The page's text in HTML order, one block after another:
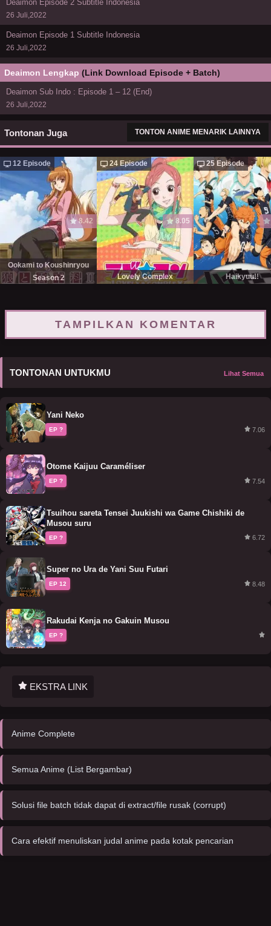
Deaimon Episode 2 Subtitle Indonesia
26 Juli,2022
Deaimon Episode 1 Subtitle Indonesia
26 Juli,2022
Deaimon Lengkap (Link Download Episode + Batch)
Deaimon Sub Indo : Episode 1 – 12 (End)
26 Juli,2022
Tontonan Juga TONTON ANIME MENARIK LAINNYA
12 Episode
8.42
Ookami to Koushinryou
Season 2
24 Episode
8.05
Lovely Complex
25 Episode
Haikyuu!!
TAMPILKAN KOMENTAR
TONTONAN UNTUKMU Lihat Semua
Yani Neko
EP ? 7.06
Otome Kaijuu Caraméliser
EP ? 7.54
Tsuihou sareta Tensei Juukishi wa Game Chishiki de
Musou suru
EP ? 6.72
Super no Ura de Yani Suu Futari
EP 12 8.48
Rakudai Kenja no Gakuin Musou
EP ?
EKSTRA LINK
Anime Complete
Semua Anime (List Bergambar)
Solusi file batch tidak dapat di extract/file rusak (corrupt)
Cara efektif menuliskan judal anime pada kotak pencarian